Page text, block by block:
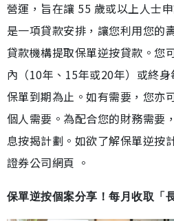
營運，旨在讓 55 歲或以上人士
是一項貸款安排，讓您利用您的
貸款機構提取保單逆按貸款。您
內（10年、15年或20年）或終
保單到期為止。如有需要，您亦
個人需要。為配合您的財務需要
息按揭計劃。如欲了解保單逆按
證券公司網頁 。
保單逆按個案分享！每月收取「